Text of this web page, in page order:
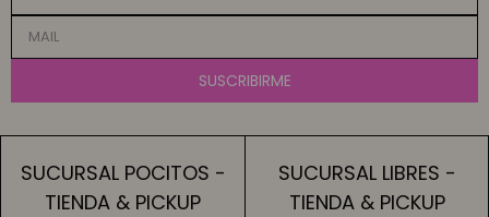
SUSCRIBIRME
SUCURSAL POCITOS -
TIENDA & PICKUP
SUCURSAL LIBRES -
TIENDA & PICKUP